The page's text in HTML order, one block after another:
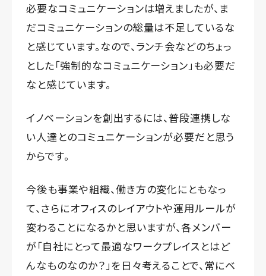
必要なコミュニケーションは増えましたが、ま
だコミュニケーションの総量は不足しているな
と感じています。なので、ランチ会などのちょっ
とした「強制的なコミュニケーション」も必要だ
なと感じています。
イノベーションを創出するには、普段連携しな
い人達とのコミュニケーションが必要だと思う
からです。
今後も事業や組織、働き方の変化にともなっ
て、さらにオフィスのレイアウトや運用ルールが
変わることになるかと思いますが、各メンバー
が「自社にとって最適なワークプレイスとはど
んなものなのか？」を日々考えることで、常にベ